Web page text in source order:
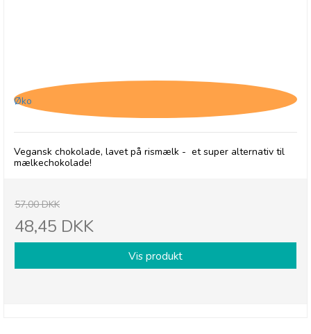
Øko
Vegansk chokolade, lavet på rismælk - et super alternativ til
mælkechokolade!
57,00 DKK
48,45 DKK
Vis produkt